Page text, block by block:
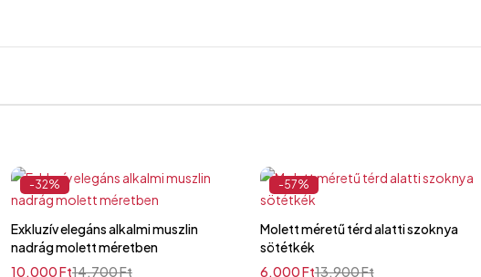
-32%
Exkluzív elegáns alkalmi muszlin
nadrág molett méretben
14.700Ft
10.000Ft
-57%
Molett méretű térd alatti szoknya
sötétkék
13.900Ft
6.000Ft